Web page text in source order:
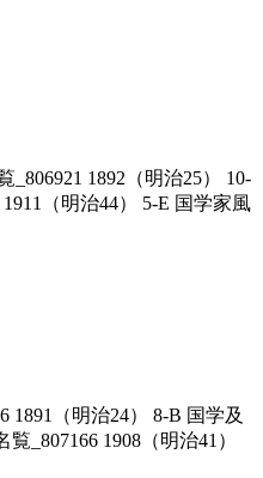
1892（明治25） 10-
（明治44） 5-E 国学家風
1891（明治24） 8-B 国学及
_807166 1908（明治41）